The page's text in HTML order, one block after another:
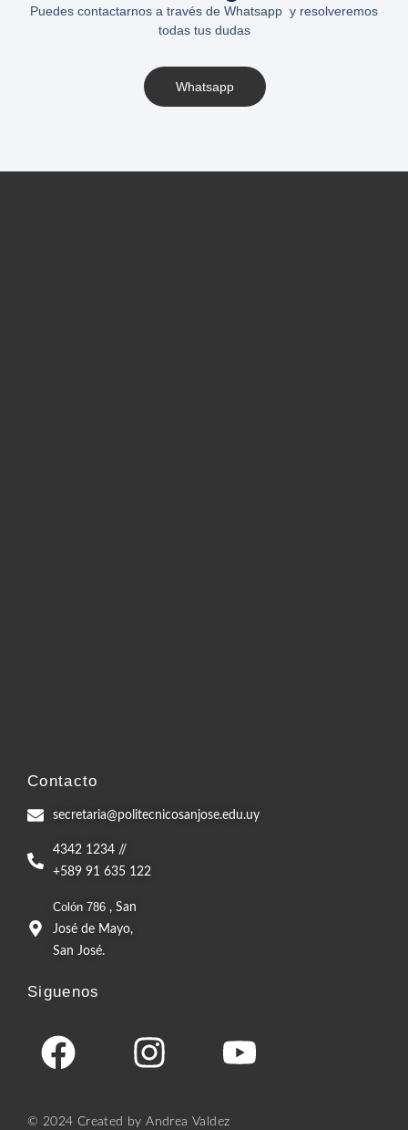
Puedes contactarnos a través de Whatsapp y resolveremos
todas tus dudas
Whatsapp
Contacto
secretaria@politecnicosanjose.edu.uy​
4342 1234 //
+589 91 635 122
Colón 786, San
José de Mayo,
San José.
Siguenos
© 2024 Created by Andrea Valdez